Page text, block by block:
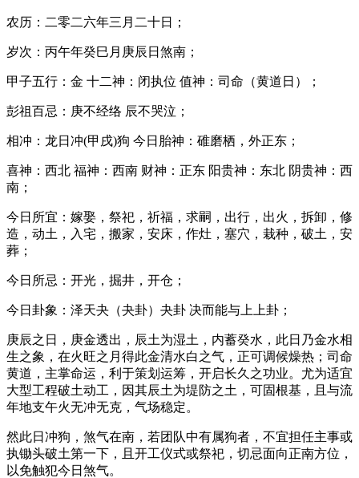
农历：二零二六年三月二十日；
岁次：丙午年癸巳月庚辰日煞南；
甲子五行：金 十二神：闭执位 值神：司命（黄道日）；
彭祖百忌：庚不经络 辰不哭泣；
相冲：龙日冲(甲戌)狗 今日胎神：碓磨栖，外正东；
喜神：西北 福神：西南 财神：正东 阳贵神：东北 阴贵神：西
南；
今日所宜：嫁娶，祭祀，祈福，求嗣，出行，出火，拆卸，修
造，动土，入宅，搬家，安床，作灶，塞穴，栽种，破土，安
葬；
今日所忌：开光，掘井，开仓；
今日卦象：泽天夬（夬卦）夬卦 决而能与上上卦；
庚辰之日，庚金透出，辰土为湿土，内蓄癸水，此日乃金水相
生之象，在火旺之月得此金清水白之气，正可调候燥热；司命
黄道，主掌命运，利于策划运筹，开启长久之功业。尤为适宜
大型工程破土动工，因其辰土为堤防之土，可固根基，且与流
年地支午火无冲无克，气场稳定。
然此日冲狗，煞气在南，若团队中有属狗者，不宜担任主事或
执锄头破土第一下，且开工仪式或祭祀，切忌面向正南方位，
以免触犯今日煞气。